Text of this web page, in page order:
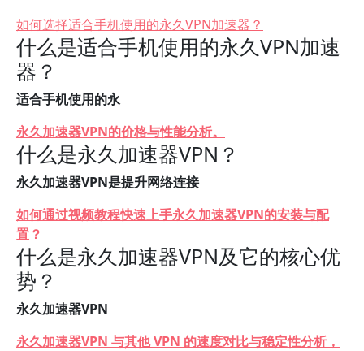
如何选择适合手机使用的永久VPN加速器？
什么是适合手机使用的永久VPN加速
器？
适合手机使用的永
永久加速器VPN的价格与性能分析。
什么是永久加速器VPN？
永久加速器VPN是提升网络连接
如何通过视频教程快速上手永久加速器VPN的安装与配
置？
什么是永久加速器VPN及它的核心优
势？
永久加速器VPN
永久加速器VPN 与其他 VPN 的速度对比与稳定性分析，